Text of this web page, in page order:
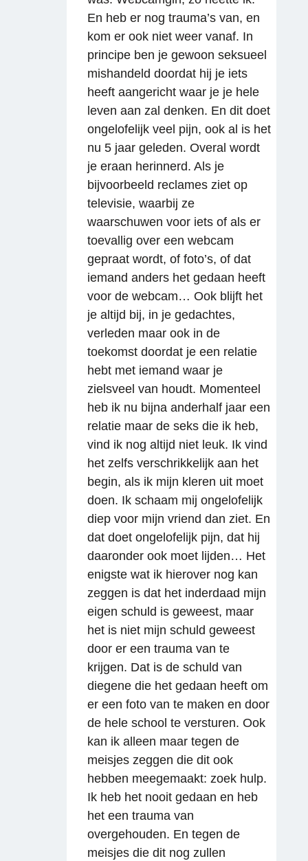
En heb er nog trauma’s van, en
kom er ook niet weer vanaf. In
principe ben je gewoon seksueel
mishandeld doordat hij je iets
heeft aangericht waar je je hele
leven aan zal denken. En dit doet
ongelofelijk veel pijn, ook al is het
nu 5 jaar geleden. Overal wordt
je eraan herinnerd. Als je
bijvoorbeeld reclames ziet op
televisie, waarbij ze
waarschuwen voor iets of als er
toevallig over een webcam
gepraat wordt, of foto’s, of dat
iemand anders het gedaan heeft
voor de webcam… Ook blijft het
je altijd bij, in je gedachtes,
verleden maar ook in de
toekomst doordat je een relatie
hebt met iemand waar je
zielsveel van houdt. Momenteel
heb ik nu bijna anderhalf jaar een
relatie maar de seks die ik heb,
vind ik nog altijd niet leuk. Ik vind
het zelfs verschrikkelijk aan het
begin, als ik mijn kleren uit moet
doen. Ik schaam mij ongelofelijk
diep voor mijn vriend dan ziet. En
dat doet ongelofelijk pijn, dat hij
daaronder ook moet lijden… Het
enigste wat ik hierover nog kan
zeggen is dat het inderdaad mijn
eigen schuld is geweest, maar
het is niet mijn schuld geweest
door er een trauma van te
krijgen. Dat is de schuld van
diegene die het gedaan heeft om
er een foto van te maken en door
de hele school te versturen. Ook
kan ik alleen maar tegen de
meisjes zeggen die dit ook
hebben meegemaakt: zoek hulp.
Ik heb het nooit gedaan en heb
het een trauma van
overgehouden. En tegen de
meisjes die dit nog zullen